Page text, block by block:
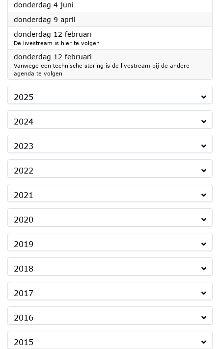
donderdag 4 juni
donderdag 9 april
donderdag 12 februari
De livestream is hier te volgen
donderdag 12 februari
Vanwege een technische storing is de livestream bij de andere
agenda te volgen
2025
2024
2023
2022
2021
2020
2019
2018
2017
2016
2015